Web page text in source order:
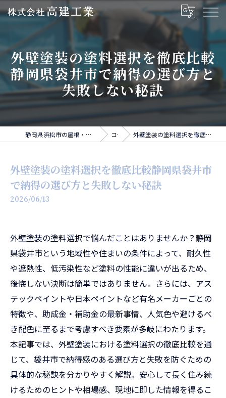
外壁塗装の塗料選択を徹底比較
静岡県袋井市で納得の選び方と
失敗しない秘訣
静岡県浜松市の屋根・外壁・雨樋・板金工事なら株式会社高建工業 コラム 外壁塗装の塗料選択を徹底比較静岡県袋井市で納得の選び方と失敗しない秘訣
外壁塗装の塗料選択を徹底比較静岡県袋井市
で納得の選び方と失敗しない秘訣
2026/06/13
外壁塗装の塗料選択で悩んだことはありませんか？静岡
県袋井市という地域性や住まいの条件によって、耐久性
や遮熱性、低汚染性など塗料の性能に違いが出るため、
後悔しない決断は簡単ではありません。さらには、アス
テックペイントや日本ペイントなど有名メーカーごとの
特徴や、助成金・補助金の最新事情、人気色や避けるべ
き配色に至るまで考慮すべき要素が多岐にわたります。
本記事では、外壁塗装における塗料選択の徹底比較を通
じて、袋井市で納得感のある選び方と失敗を防ぐための
具体的な秘訣を分かりやすく解説。安心して長く住み続
けるためのヒントや相場感、現地に即した情報を得るこ